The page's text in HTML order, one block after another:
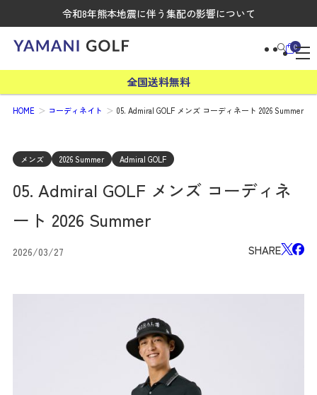
令和8年熊本地震に伴う集配の影響について
0
全国送料無料
HOME コーディネイト 05. Admiral GOLF メンズ コーディネート 2026 Summer
メンズ 2026 Summer Admiral GOLF
05. Admiral GOLF メンズ コーディネ
ート 2026 Summer
2026/03/27 SHARE